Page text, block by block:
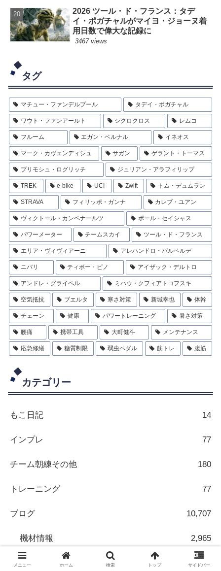
2026 ツール・ド・フランス：タデ
イ・ポガチャルがマイヨ・ジョーヌ着
用日数で偉大な記録に
3467 views
タグ
マチュー・ファンデルプール タデイ・ポガチャル
ワウト・ファンアールト シクロクロス レムコ
フルーム エガン・ベルナル イネオス
マーク・カヴェンディシュ サガン ゲラント・トーマス
プリモシュ・ログリッチ ジュリアン・アラフィリップ
TREK e-bike UCI Zwift トム・デュムラン
STRAVA フィリッポ・ガンナ カレブ・ユアン
ヴィクトール・カンペナールツ ポール・セイシャス
パワーメーター チームスカイ ツール・ド・フランス
エリア・ヴィヴィアーニ アレハンドロ・バルベルデ
ニバリ ティボー・ピノ アイザック・デルトロ
アンドレ・グライペル ミハウ・クフィアトコフスキ
空気抵抗 ブエルタ 寒さ対策 新城幸也 体幹
チェーン 健康 パワートレーニング 暑さ対策
腰痛 携帯工具 大町健斗 メンテナンス
応急修繕 糖質制限 弱虫ペダル 筋トレ 腹筋
カテゴリー
もこ日記 14
インプレ 77
チーム朝練その他 180
トレーニング 77
ブログ 10,707
機材情報 2,965
海外情報 7,531
メニュー ホーム 検索 トップ サイドバー